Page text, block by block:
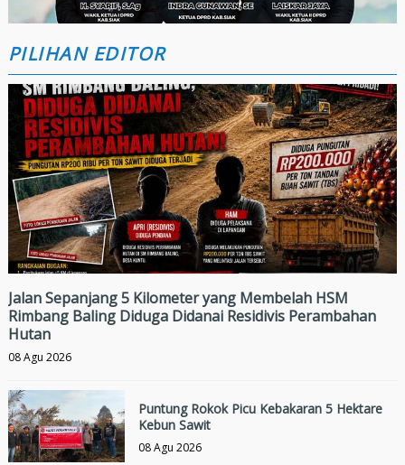
PILIHAN EDITOR
Jalan Sepanjang 5 Kilometer yang Membelah HSM
Rimbang Baling Diduga Didanai Residivis Perambahan
Hutan
08 Agu 2026
Puntung Rokok Picu Kebakaran 5 Hektare
Kebun Sawit
08 Agu 2026